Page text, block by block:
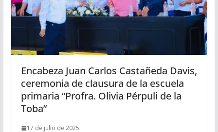
Encabeza Juan Carlos Castañeda Davis,
ceremonia de clausura de la escuela
primaria “Profra. Olivia Pérpuli de la
Toba”
17 de julio de 2025